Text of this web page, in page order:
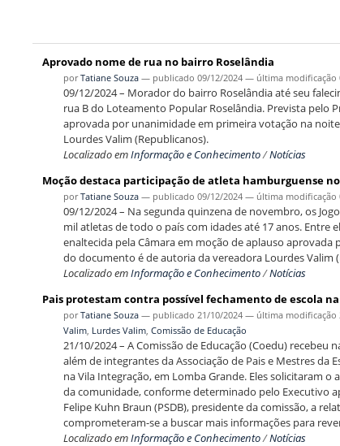
Aprovado nome de rua no bairro Roselândia
porTatiane Souza — publicado 09/12/2024 — última modificação
09/12/2024 – Morador do bairro Roselândia até seu
rua B do Loteamento Popular Roselândia. Prevista pelo
aprovada por unanimidade em primeira votação na
Lourdes Valim (Republicanos).
Localizado emInformação e Conhecimento/Notícias
Moção destaca participação de atleta hamburguense
porTatiane Souza — publicado 09/12/2024 — última modificação
09/12/2024 – Na segunda quinzena de novembro, os
mil atletas de todo o país com idades até 17 anos. Entre
enaltecida pela Câmara em moção de aplauso
do documento é de autoria da vereadora Lourdes Valim
Localizado emInformação e Conhecimento/Notícias
Pais protestam contra possível fechamento de escola
porTatiane Souza — publicado 21/10/2024 — última modificação
Valim, Lurdes Valim, Comissão de Educação
21/10/2024 – A Comissão de Educação (Coedu)
além de integrantes da Associação de Pais e Mestres da
na Vila Integração, em Lomba Grande. Eles solicitaram
da comunidade, conforme determinado pelo Executivo
Felipe Kuhn Braun (PSDB), presidente da comissão, a
comprometeram-se a buscar mais informações para
Localizado emInformação e Conhecimento/Notícias